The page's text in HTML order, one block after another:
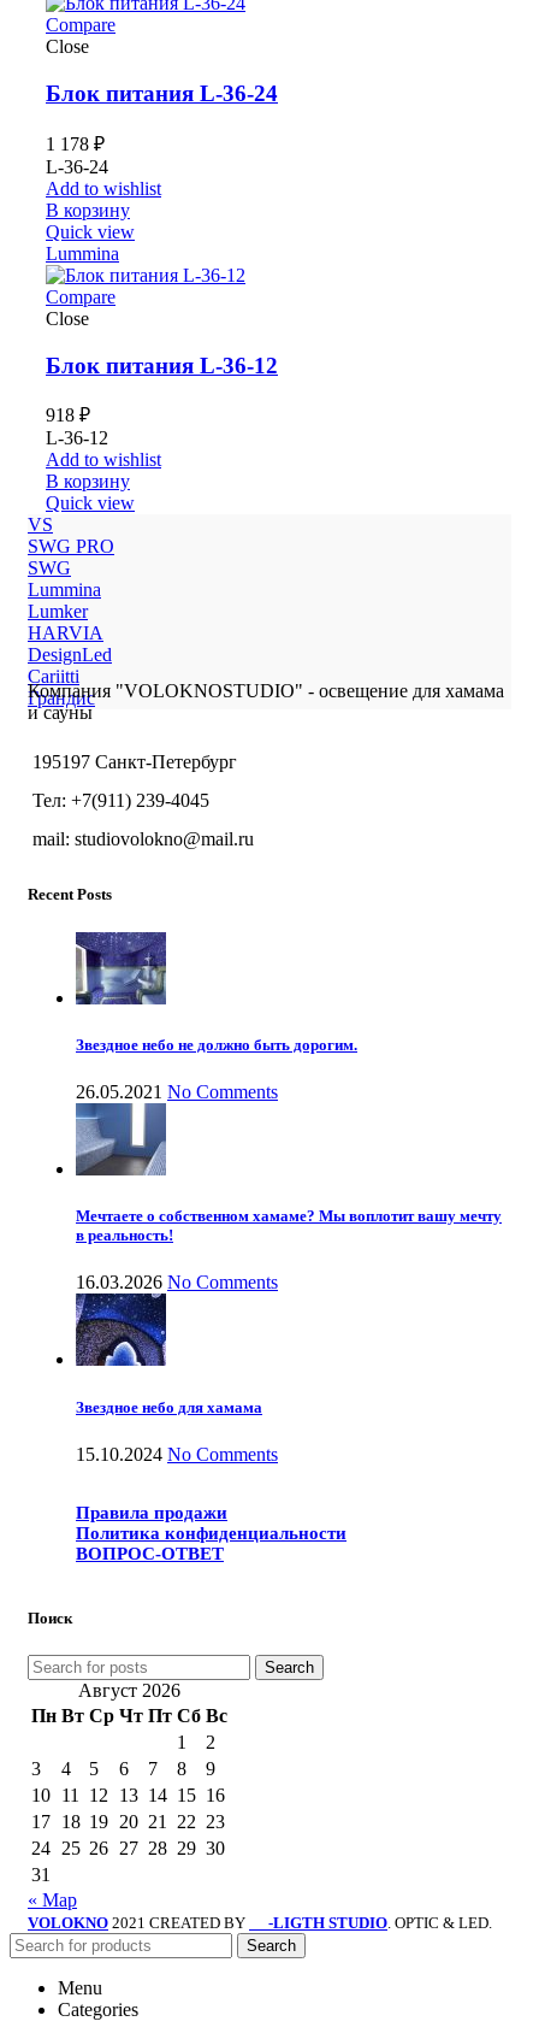
Compare
Close
Блок питания L-36-24
1 178 ₽
L-36-24
Add to wishlist
В корзину
Quick view
Lummina
Compare
Close
Блок питания L-36-12
918 ₽
L-36-12
Add to wishlist
В корзину
Quick view
VS
SWG PRO
SWG
Lummina
Lumker
HARVIA
DesignLed
Cariitti
Грандис
Компания "VOLOKNOSTUDIO" - освещение для хамама
и сауны
195197 Санкт-Петербург
Тел: +7(911) 239-4045
mail: studiovolokno@mail.ru
Recent Posts
Звездное небо не должно быть дорогим.
26.05.2021 No Comments
Мечтаете о собственном хамаме? Мы воплотит вашу мечту
в реальность!
16.03.2026 No Comments
Звездное небо для хамама
15.10.2024 No Comments
Правила продажи
Политика конфиденциальности
ВОПРОС-ОТВЕТ
Поиск
Search
Август 2026
Пн Вт Ср Чт Пт Сб Вс
1
2
3
4 5 6 7 8
9
10 11 12 13 14 15 16
17 18 19 20 21 22 23
24 25 26 27 28 29 30
31
« Мар
VOLOKNO 2021 CREATED BY -LIGTH STUDIO. OPTIC & LED.
Search
Menu
Categories